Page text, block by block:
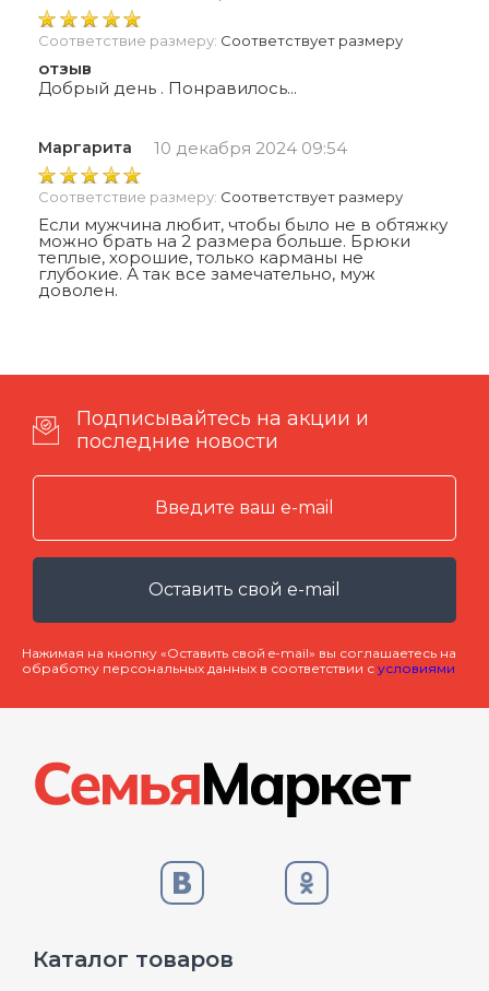
Соответствие размеру: Соответствует размеру
отзыв
Добрый день . Понравилось...
Маргарита 10 декабря 2024 09:54
Соответствие размеру: Соответствует размеру
Если мужчина любит, чтобы было не в обтяжку
можно брать на 2 размера больше. Брюки
теплые, хорошие, только карманы не
глубокие. А так все замечательно, муж
доволен.
Подписывайтесь на акции и
последние новости
Оставить свой e-mail
Нажимая на кнопку «Оставить свой e-mail» вы соглашаетесь на
обработку персональных данных в соответствии с условиями
Каталог товаров